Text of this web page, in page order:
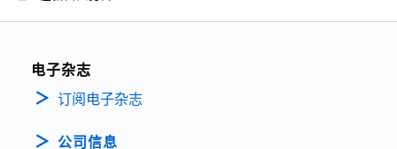
电子杂志
订阅电子杂志
公司信息